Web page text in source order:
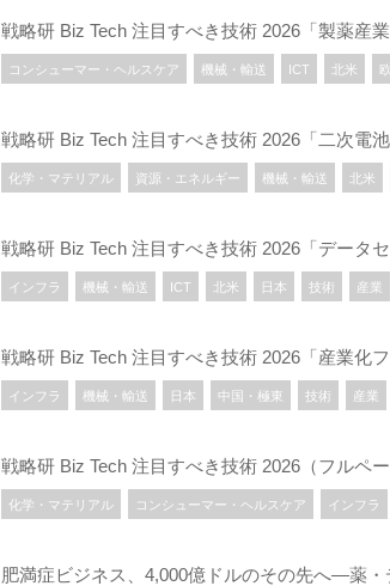
戦略研 Biz Tech 注目すべき技術 2026「製薬産
コンシューマー・ヘルスケア 機械・輸送 ICT 北米
戦略研 Biz Tech 注目すべき技術 2026「二次電
化学・マテリアル 資源・エネルギー 機械・輸送 北米
戦略研 Biz Tech 注目すべき技術 2026「データ
インフラ 機械・輸送 ICT 北米 日本 技術 産業
戦略研 Biz Tech 注目すべき技術 2026「産業化
インフラ 機械・輸送 日本 中国・極東 技術 産業
戦略研 Biz Tech 注目すべき技術 2026（フルペー
化学・マテリアル コンシューマー・ヘルスケア インフラ
肥満症ビジネス、4,000億ドルのその先へ―薬